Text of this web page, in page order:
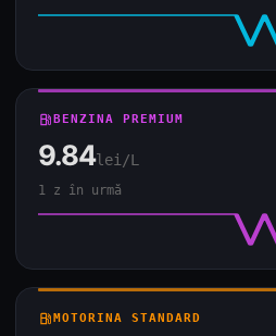
local_gas_stationBENZINA PREMIUM
9.84lei/L
1 z în urmă
local_gas_stationMOTORINA STANDARD